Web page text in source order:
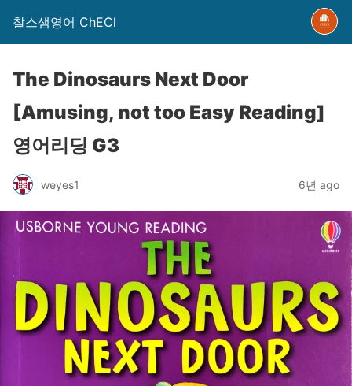
찰스샘영어 ChECl
The Dinosaurs Next Door
[Amusing, not too Easy Reading]
영어리딩 G3
weyes1 6년 ago